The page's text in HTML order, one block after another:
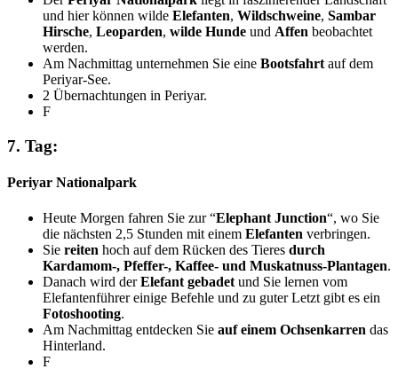
und hier können wilde Elefanten, Wildschweine, Sambar
Hirsche, Leoparden, wilde Hunde und Affen beobachtet
werden.
Am Nachmittag unternehmen Sie eine Bootsfahrtauf dem
Periyar-See.
2 Übernachtungen in Periyar.
F
7. Tag:
Periyar Nationalpark
Heute Morgen fahren Sie zur “Elephant Junction“, wo Sie
die nächsten 2,5 Stunden mit einem Elefanten verbringen.
Sie reiten hoch auf dem Rücken des Tieres durch
Kardamom-, Pfeffer-, Kaffee- und Muskatnuss-Plantagen.
Danach wird derElefant gebadet und Sie lernen vom
Elefantenführer einige Befehle und zu guter Letzt gibt es ein
Fotoshooting.
Am Nachmittag entdecken Sie auf einem Ochsenkarren das
Hinterland.
F